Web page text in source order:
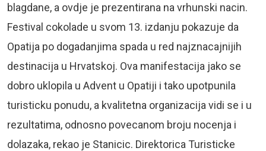
blagdane, a ovdje je prezentirana na vrhunski nacin.
Festival cokolade u svom 13. izdanju pokazuje da
Opatija po dogadanjima spada u red najznacajnijih
destinacija u Hrvatskoj. Ova manifestacija jako se
dobro uklopila u Advent u Opatiji i tako upotpunila
turisticku ponudu, a kvalitetna organizacija vidi se i u
rezultatima, odnosno povecanom broju nocenja i
dolazaka, rekao je Stanicic. Direktorica Turisticke